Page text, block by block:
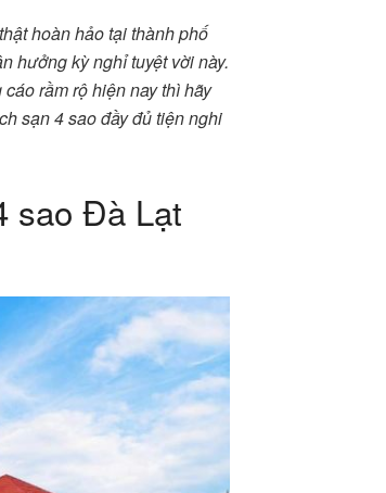
hoàn hảo tại thành phố
hưởng kỳ nghỉ tuyệt vời này.
rầm rộ hiện nay thì hãy
sạn 4 sao đầy đủ tiện nghi
sao Đà Lạt